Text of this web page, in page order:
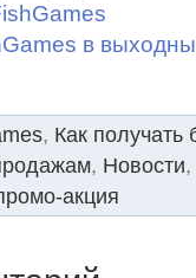
в
, Как получать
, Новости,
акция